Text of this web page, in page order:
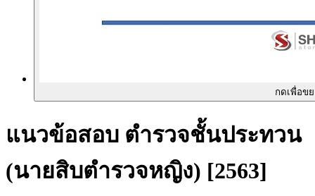
กดเพื่อข
แนวข้อสอบ ตำรวจชั้นประทวน
(นายสิบตำรวจหญิง) [2563]